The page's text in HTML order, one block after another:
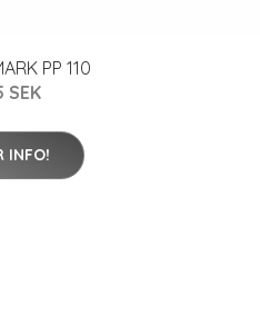
PP 110
SEK
INFO!